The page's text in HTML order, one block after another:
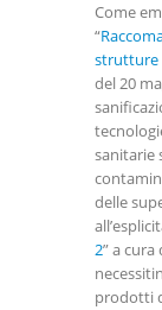
Come
“
strutture
del 20
sanitarie
delle
2” a
prodotti